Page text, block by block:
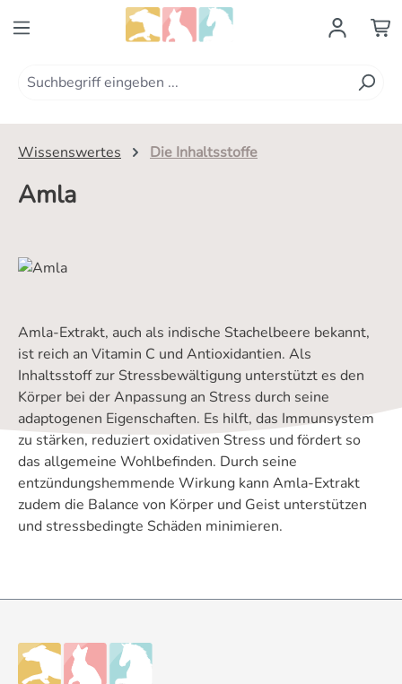
Zum Hauptinhalt springen
Wissenswertes Die Inhaltsstoffe
Amla
Amla-Extrakt, auch als indische Stachelbeere bekannt,
ist reich an Vitamin C und Antioxidantien. Als
Inhaltsstoff zur Stressbewältigung unterstützt es den
Körper bei der Anpassung an Stress durch seine
adaptogenen Eigenschaften. Es hilft, das Immunsystem
zu stärken, reduziert oxidativen Stress und fördert so
das allgemeine Wohlbefinden. Durch seine
entzündungshemmende Wirkung kann Amla-Extrakt
zudem die Balance von Körper und Geist unterstützen
und stressbedingte Schäden minimieren.